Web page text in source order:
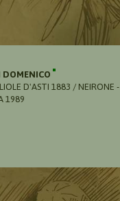
DOMENICO
D'ASTI 1883 / NEIRONE -
1989